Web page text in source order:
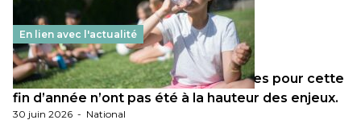
En lien avec l'actualité
Les décisions ministérielles attendues pour cette
fin d’année n’ont pas été à la hauteur des enjeux.
30 juin 2026 - National